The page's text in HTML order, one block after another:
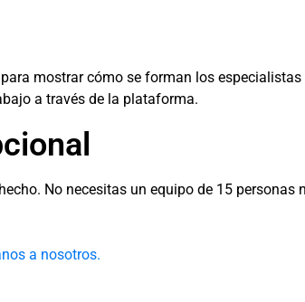
mostrar cómo se forman los especialistas
a través de la plataforma.
No necesitas un equipo de 15 personas
a nosotros.